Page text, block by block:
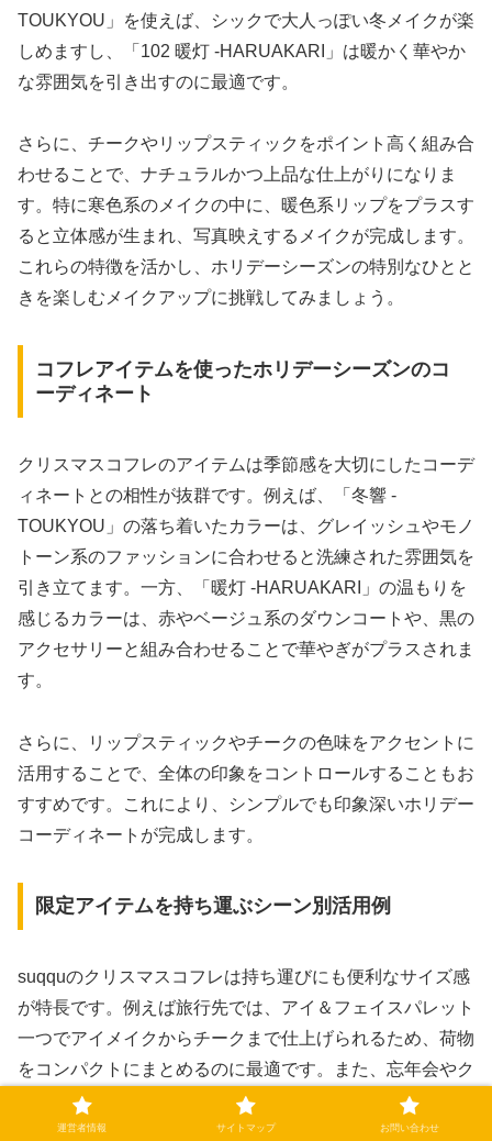
TOUKYOU」を使えば、シックで大人っぽい冬メイクが楽
しめますし、「102 暖灯 -HARUAKARI」は暖かく華やか
な雰囲気を引き出すのに最適です。
さらに、チークやリップスティックをポイント高く組み合
わせることで、ナチュラルかつ上品な仕上がりになりま
す。特に寒色系のメイクの中に、暖色系リップをプラスす
ると立体感が生まれ、写真映えするメイクが完成します。
これらの特徴を活かし、ホリデーシーズンの特別なひとと
きを楽しむメイクアップに挑戦してみましょう。
コフレアイテムを使ったホリデーシーズンのコ
ーディネート
クリスマスコフレのアイテムは季節感を大切にしたコーデ
ィネートとの相性が抜群です。例えば、「冬響 -
TOUKYOU」の落ち着いたカラーは、グレイッシュやモノ
トーン系のファッションに合わせると洗練された雰囲気を
引き立てます。一方、「暖灯 -HARUAKARI」の温もりを
感じるカラーは、赤やベージュ系のダウンコートや、黒の
アクセサリーと組み合わせることで華やぎがプラスされま
す。
さらに、リップスティックやチークの色味をアクセントに
活用することで、全体の印象をコントロールすることもお
すすめです。これにより、シンプルでも印象深いホリデー
コーディネートが完成します。
限定アイテムを持ち運ぶシーン別活用例
suqquのクリスマスコフレは持ち運びにも便利なサイズ感
が特長です。例えば旅行先では、アイ＆フェイスパレット
一つでアイメイクからチークまで仕上げられるため、荷物
をコンパクトにまとめるのに最適です。また、忘年会やク
リスマスパーティーでは、ポーチインサイズのリップステ
ィックをさっと取り出して直せば、どのシーンでも自信を
運営者情報 サイトマップ お問い合わせ